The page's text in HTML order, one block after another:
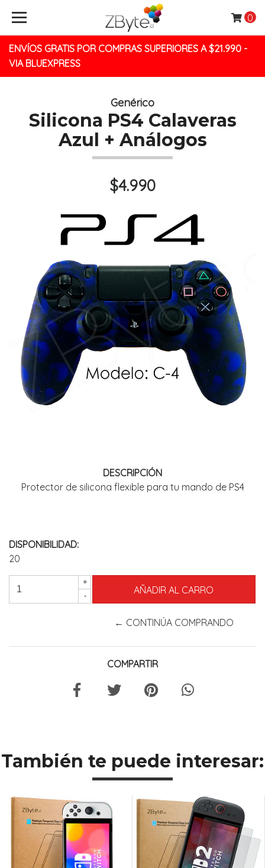
ENVÍOS GRATIS POR COMPRAS SUPERIORES A $21.990 -
VIA BLUEXPRESS
0
Genérico
Silicona PS4 Calaveras
Azul + Análogos
$4.990
DESCRIPCIÓN
Protector de silicona flexible para tu mando de PS4
DISPONIBILIDAD:
20
+
-
← CONTINÚA COMPRANDO
COMPARTIR
También te puede interesar: